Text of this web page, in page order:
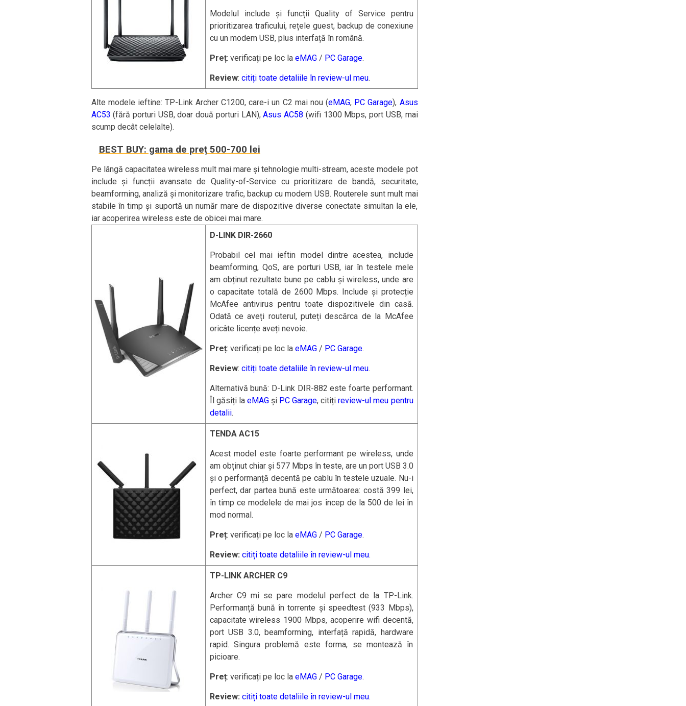
Modelul include și funcții Quality of Service pentru
prioritizarea traficului, rețele guest, backup de conexiune
cu un modem USB, plus interfață în română.
Preț: verificați pe loc la eMAG/ PC Garage.
Review: citiți toate detaliile în review-ul meu.
Alte modele ieftine: TP-Link Archer C1200, care-i un C2 mai nou (eMAG, PC Garage), Asus
AC53 (fără porturi USB, doar două porturi LAN),Asus AC58 (wifi 1300 Mbps, port USB, mai
scump decât celelalte).
BEST BUY: gama de preț 500-700 lei
Pe lângă capacitatea wireless mult mai mare și tehnologie multi-stream, aceste modele pot
include și funcții avansate de Quality-of-Service cu prioritizare de bandă, securitate,
beamforming, analiză și monitorizare trafic, backup cu modem USB. Routerele sunt mult mai
stabile în timp și suportă un număr mare de dispozitive diverse conectate simultan la ele,
iar acoperirea wireless este de obicei mai mare.
D-LINK DIR-2660
Probabil cel mai ieftin model dintre acestea, include
beamforming, QoS, are porturi USB, iar în testele mele
am obținut rezultate bune pe cablu și wireless, unde are
o capacitate totală de 2600 Mbps. Include și protecție
McAfee antivirus pentru toate dispozitivele din casă.
Odată ce aveți routerul, puteți descărca de la McAfee
oricâte licențe aveți nevoie.
Preț: verificați pe loc la eMAG/ PC Garage.
Review: citiți toate detaliile în review-ul meu.
Alternativă bună: D-Link DIR-882 este foarte performant.
Îl găsiți la eMAGși PC Garage, citițireview-ul meu pentru
detalii.
TENDA AC15
Acest model este foarte performant pe wireless, unde
am obținut chiar și 577 Mbps în teste, are un port USB 3.0
și o performanță decentă pe cablu în testele uzuale. Nu-i
perfect, dar partea bună este următoarea: costă 399 lei,
în timp ce modelele de mai jos încep de la 500 de lei în
mod normal.
Preț: verificați pe loc la eMAG/ PC Garage.
Review: citiți toate detaliile în review-ul meu.
TP-LINK ARCHER C9
Archer C9 mi se pare modelul perfect de la TP-Link.
Performanță bună în torrente și speedtest (933 Mbps),
capacitate wireless 1900 Mbps, acoperire wifi decentă,
port USB 3.0, beamforming, interfață rapidă, hardware
rapid. Singura problemă este forma, se montează în
picioare.
Preț: verificați pe loc la eMAG/ PC Garage.
Review: citiți toate detaliile în review-ul meu.